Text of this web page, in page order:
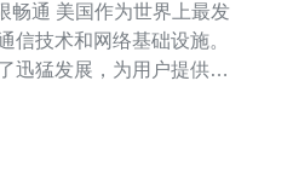
上最发
信技术和网络基础设施。
迅猛发展，为用户提供了
提升了用户在互联网上的